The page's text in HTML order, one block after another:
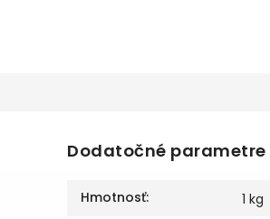
Dodatočné parametre
Hmotnosť: 1 kg